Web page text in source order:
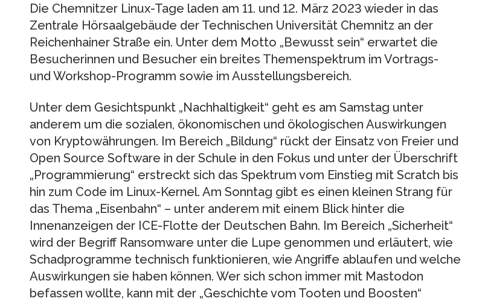
Die Chemnitzer Linux-Tage laden am 11. und 12. März 2023 wieder in das
Zentrale Hörsaalgebäude der Technischen Universität Chemnitz an der
Reichenhainer Straße ein. Unter dem Motto „Bewusst sein“ erwartet die
Besucherinnen und Besucher ein breites Themenspektrum im Vortrags-
und Workshop-Programm sowie im Ausstellungsbereich.
Unter dem Gesichtspunkt „Nachhaltigkeit“ geht es am Samstag unter
anderem um die sozialen, ökonomischen und ökologischen Auswirkungen
von Kryptowährungen. Im Bereich „Bildung“ rückt der Einsatz von Freier und
Open Source Software in der Schule in den Fokus und unter der Überschrift
„Programmierung“ erstreckt sich das Spektrum vom Einstieg mit Scratch bis
hin zum Code im Linux-Kernel. Am Sonntag gibt es einen kleinen Strang für
das Thema „Eisenbahn“ – unter anderem mit einem Blick hinter die
Innenanzeigen der ICE-Flotte der Deutschen Bahn. Im Bereich „Sicherheit“
wird der Begriff Ransomware unter die Lupe genommen und erläutert, wie
Schadprogramme technisch funktionieren, wie Angriffe ablaufen und welche
Auswirkungen sie haben können. Wer sich schon immer mit Mastodon
befassen wollte, kann mit der „Geschichte vom Tooten und Boosten“